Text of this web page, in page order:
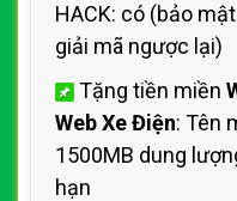
HACK: có (bảo
giải mã ngược lại)
Tặng tiền miền
Web Xe Điện: Tên
1500MB dung
hạn